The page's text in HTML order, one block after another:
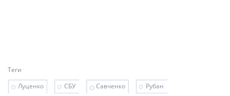
Теги
Луценко
СБУ Савченко Рубан